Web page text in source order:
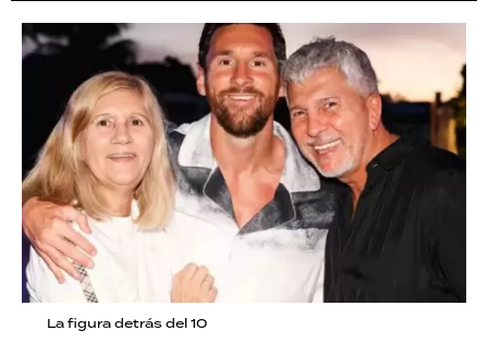
La figura detrás del 10